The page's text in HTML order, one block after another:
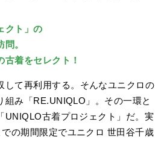
クト」の
。
着をセレクト！
して再利用する。そんなユニクロの
組み「RE.UNIQLO」。その一環と
UNIQLO古着プロジェクト」だ。実
の期間限定でユニクロ 世田谷千歳